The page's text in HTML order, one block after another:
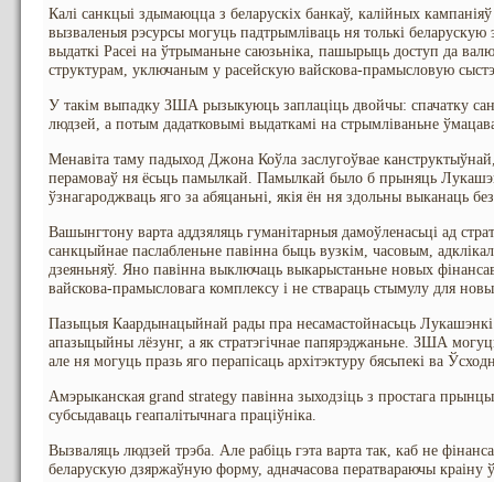
Калі санкцыі здымаюцца з беларускіх банкаў, калійных
вызваленыя рэсурсы могуць падтрымліваць ня толькі
выдаткі Расеі на ўтрыманьне саюзьніка, пашырыць доступ да
структурам, уключаным у расейскую вайскова-прамысловую
У такім выпадку ЗША рызыкуюць заплаціць двойчы: спачатку
людзей, а потым дадатковымі выдаткамі на стрымліваньне
Менавіта таму падыход Джона Коўла заслугоўвае
перамоваў ня ёсьць памылкай. Памылкай было б прыняць
ўзнагароджваць яго за абяцаньні, якія ён ня здольны выканаць
Вашынгтону варта аддзяляць гуманітарныя дамоўленасьці ад
санкцыйнае паслабленьне павінна быць вузкім, часовым,
дзеяньняў. Яно павінна выключаць выкарыстаньне новых
вайскова-прамысловага комплексу і не ствараць стымулу для
Пазыцыя Каардынацыйнай рады пра несамастойнасьць
апазыцыйны лёзунг, а як стратэгічнае папярэджаньне. ЗША
але ня могуць празь яго перапісаць архітэктуру бясьпекі ва
Амэрыканская grand strategy павінна зыходзіць з простага
субсыдаваць геапалітычнага праціўніка.
Вызваляць людзей трэба. Але рабіць гэта варта так, каб не
беларускую дзяржаўную форму, адначасова ператвараючы краіну